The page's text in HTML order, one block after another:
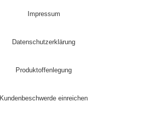
Impressum
Datenschutzerklärung
Produktoffenlegung
Kundenbeschwerde einreichen